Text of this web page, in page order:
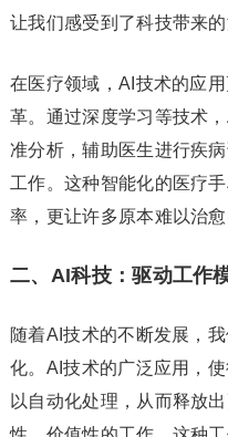
让我们感受到了科技带来的
在医疗领域，AI技术的应
革。通过深度学习等技术
准分析，辅助医生进行疾
工作。这种智能化的医疗
率，更让许多原本难以治
二、AI科技：驱动工作
随着AI技术的不断发展，
化。AI技术的广泛应用，
以自动化处理，从而释放